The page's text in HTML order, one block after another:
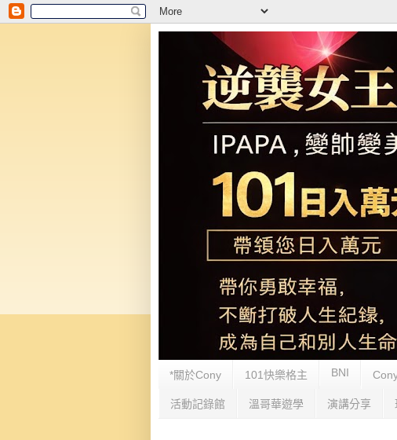
*關於Cony 101快樂格主 BNI
活動記錄館 溫哥華遊學 演講分享